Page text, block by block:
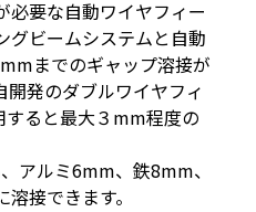
必要な自動ワイヤフィー
グビームシステムと自動
までのギャップ溶接が
発のダブルワイヤフィ
ると最大３mm程度の
アルミ6mm、鉄8mm、
接できます。